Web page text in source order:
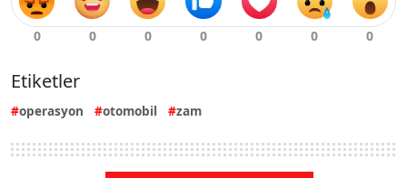
Etiketler
operasyon otomobil zam